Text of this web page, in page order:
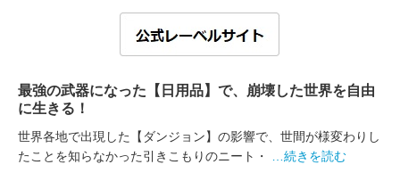
最強の武器になった【日用品】で、崩壊した世界を自由
に生きる！
世界各地で出現した【ダンジョン】の影響で、世間が様変わりし
たことを知らなかった引きこもりのニート・
…続きを読む